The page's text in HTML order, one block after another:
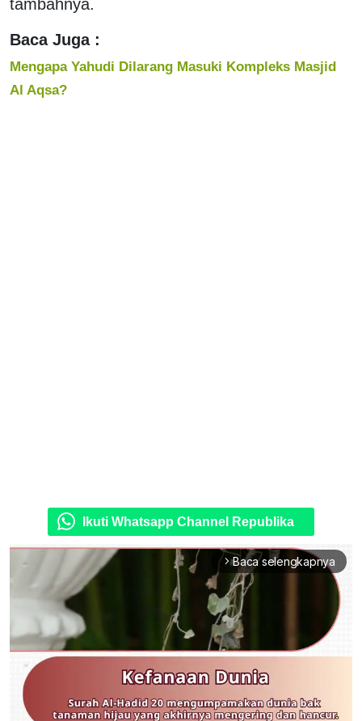
tambahnya.
Baca Juga :
Mengapa Yahudi Dilarang Masuki Kompleks Masjid
Al Aqsa?
Ikuti Whatsapp Channel Republika
arrow_forward_ios Baca selengkapnya